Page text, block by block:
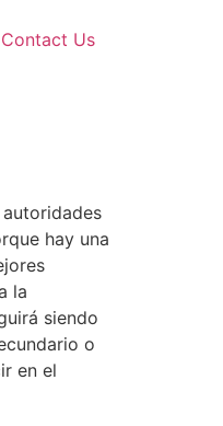
Contact Us
hay una
la
siendo
o
en el